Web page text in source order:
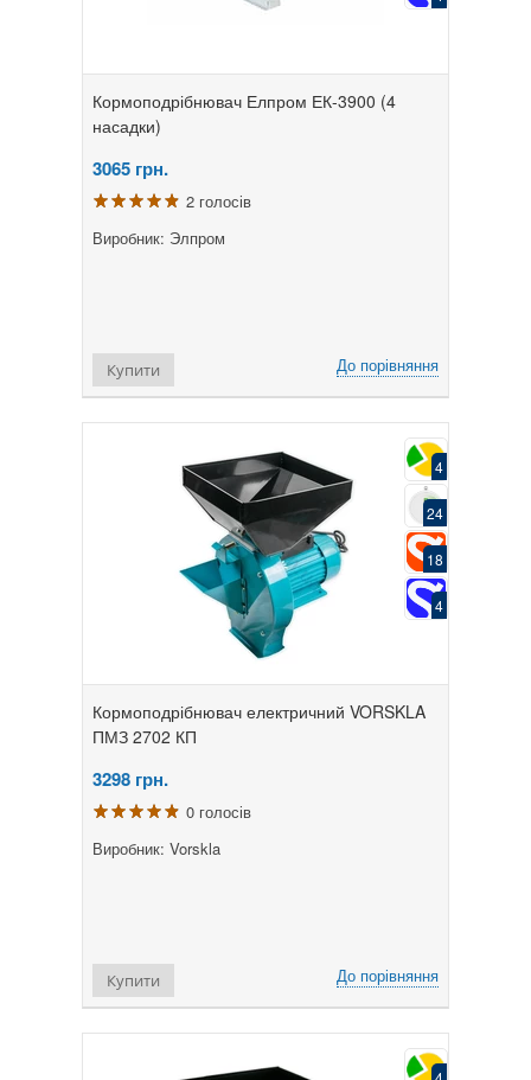
Кормоподрібнювач Елпром ЕК-3900 (4
насадки)
3065 грн.
2 голосів
Виробник: Элпром
До порівняння
Купити
4
24
18
4
Кормоподрібнювач електричний VORSKLA
ПМЗ 2702 КП
3298 грн.
0 голосів
Виробник: Vorskla
До порівняння
Купити